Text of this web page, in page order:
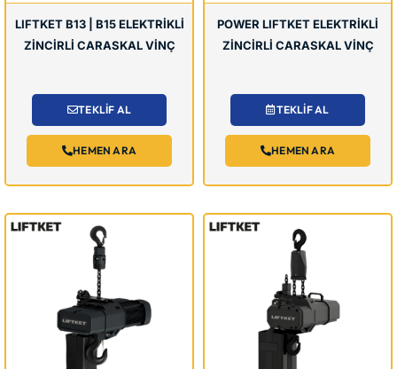
LIFTKET B13 | B15 ELEKTRİKLİ
ZİNCİRLİ CARASKAL VİNÇ
TEKLİF AL
HEMEN ARA
POWER LIFTKET ELEKTRİKLİ
ZİNCİRLİ CARASKAL VİNÇ
TEKLİF AL
HEMEN ARA